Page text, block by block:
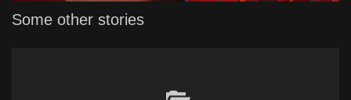
Some other stories